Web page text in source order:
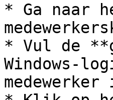
* Ga naar
* Vul de
Windows-